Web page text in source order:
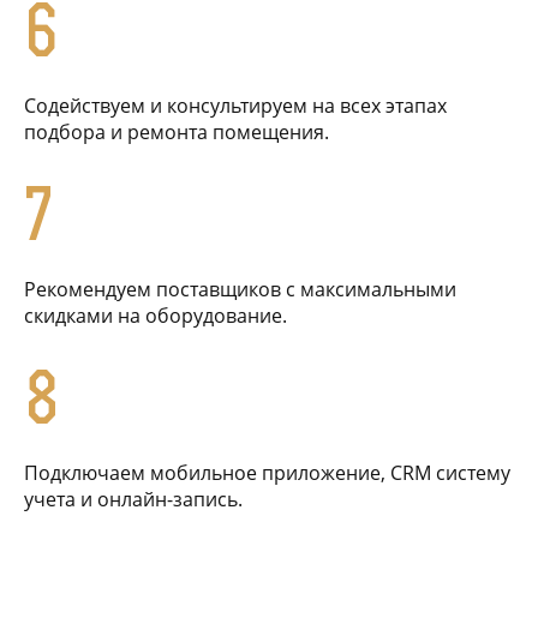
6
Содействуем и консультируем на всех этапах
подбора и ремонта помещения.
7
Рекомендуем поставщиков с максимальными
скидками на оборудование.
8
Подключаем мобильное приложение, CRM систему
учета и онлайн-запись.